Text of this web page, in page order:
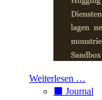
Weiterlesen …
⬛️ Journal